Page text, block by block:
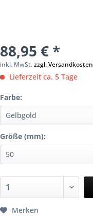
88,95 € *
inkl. MwSt.zzgl. Versandkosten
Lieferzeit ca. 5 Tage
Farbe:
Größe (mm):
Merken